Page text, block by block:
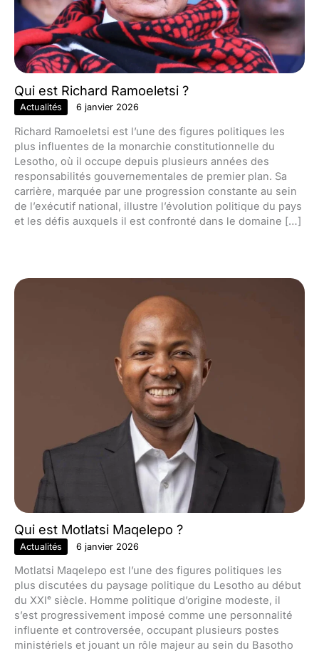
Qui est Richard Ramoeletsi ?
Actualités 6 janvier 2026
Richard Ramoeletsi est l’une des figures politiques les
plus influentes de la monarchie constitutionnelle du
Lesotho, où il occupe depuis plusieurs années des
responsabilités gouvernementales de premier plan. Sa
carrière, marquée par une progression constante au sein
de l’exécutif national, illustre l’évolution politique du pays
et les défis auxquels il est confronté dans le domaine […]
Qui est Motlatsi Maqelepo ?
Actualités 6 janvier 2026
Motlatsi Maqelepo est l’une des figures politiques les
plus discutées du paysage politique du Lesotho au début
du XXIᵉ siècle. Homme politique d’origine modeste, il
s’est progressivement imposé comme une personnalité
influente et controversée, occupant plusieurs postes
ministériels et jouant un rôle majeur au sein du Basotho